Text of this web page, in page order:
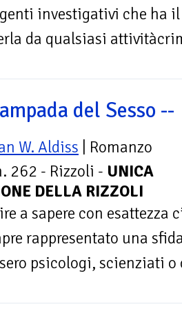
investigativi che ha
da qualsiasi
del Sesso --
W. Aldiss | Romanzo
262 - Rizzoli - UNICA
DELLA RIZZOLI
a sapere con esattezza
rappresentato una
psicologi, scienziati